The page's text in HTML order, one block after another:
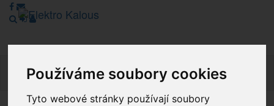
Používáme soubory cookies
Tyto webové stránky používají soubory